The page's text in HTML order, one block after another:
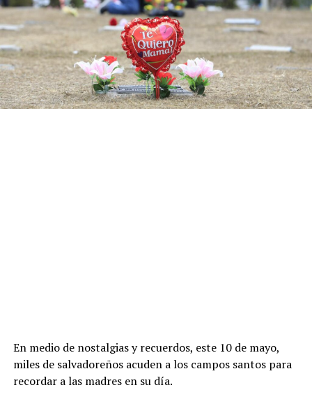
En medio de nostalgias y recuerdos, este 10 de mayo,
miles de salvadoreños acuden a los campos santos para
recordar a las madres en su día.